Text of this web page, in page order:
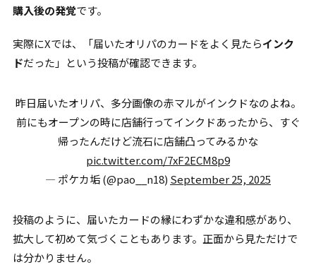
購入後の発覚です。
実際にXでは、「届いたオリパのカードをよく見たらインク
ドだった」という投稿が確認できます。
昨日届いたオリパ、多分画像の赤マルがインクドなのよね。
前にもオープンの時に店舗行ってインクドあったから、すぐ
帰ったんだけど流石に店舗凸ってみるかな
pic.twitter.com/7xF2ECM8p9
— ポケカ垢 (@pao__n18) September 25, 2025
投稿のように、届いたカードの縁にわずかな違和感があり、
拡大して初めて気づくこともあります。正面から見ただけで
は分かりません。